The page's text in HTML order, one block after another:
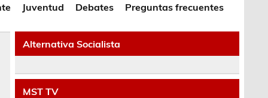
Juventud Debates Preguntas frecuentes
Alternativa Socialista
MST TV